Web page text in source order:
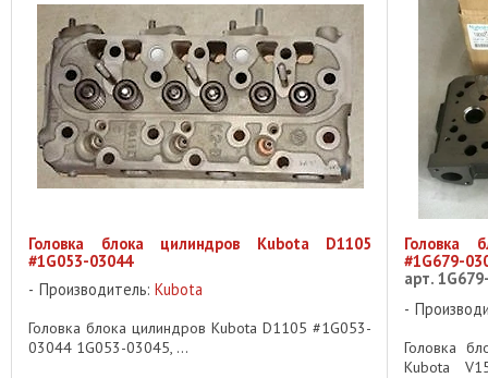
Головка блока цилиндров Kubota D1105
#1G053-03044
Производитель: Kubota
Головка блока цилиндров Kubota D1105 #1G053-
03044 1G053-03045, ...
Головка
#1G679-
арт.
Головка
Kubota